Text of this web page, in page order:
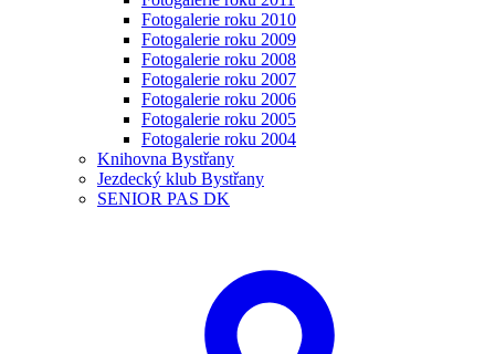
Fotogalerie roku 2010
Fotogalerie roku 2009
Fotogalerie roku 2008
Fotogalerie roku 2007
Fotogalerie roku 2006
Fotogalerie roku 2005
Fotogalerie roku 2004
Knihovna Bystřany
Jezdecký klub Bystřany
SENIOR PAS DK